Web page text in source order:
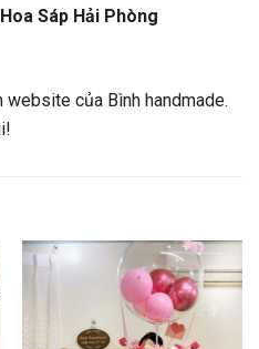
Sáp Hải Phòng
của Bình handmade.